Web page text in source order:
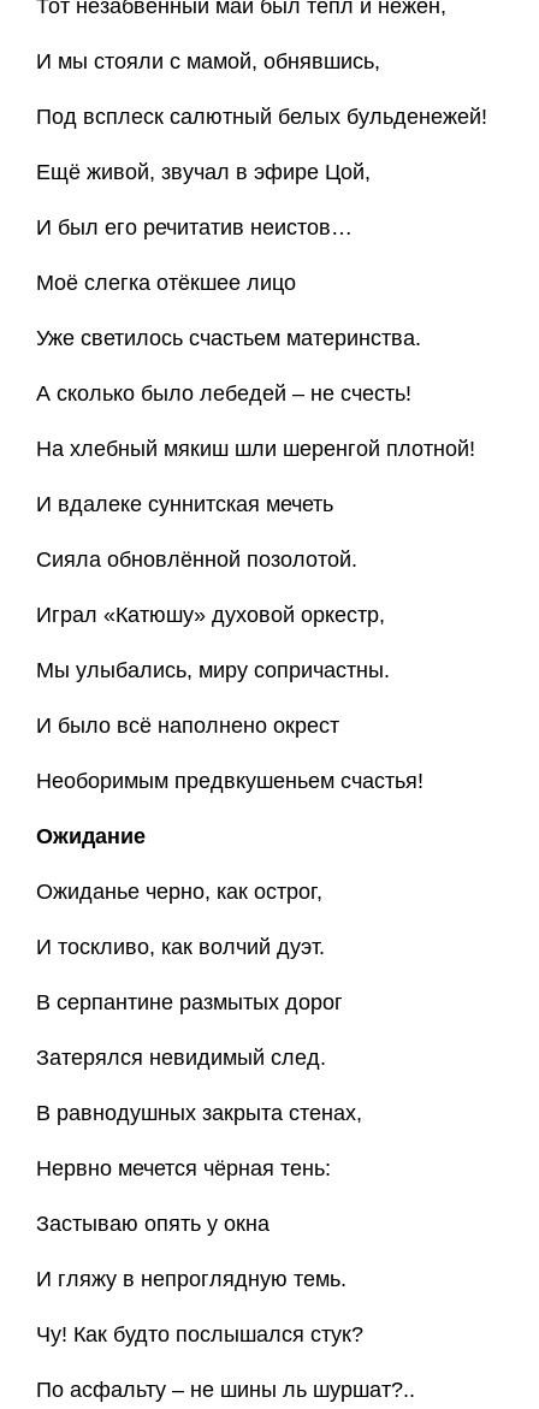
Тот незабвенный май был тёпл и нежен,
И мы стояли с мамой, обнявшись,
Под всплеск салютный белых бульденежей!
Ещё живой, звучал в эфире Цой,
И был его речитатив неистов…
Моё слегка отёкшее лицо
Уже светилось счастьем материнства.
А сколько было лебедей – не счесть!
На хлебный мякиш шли шеренгой плотной!
И вдалеке суннитская мечеть
Сияла обновлённой позолотой.
Играл «Катюшу» духовой оркестр,
Мы улыбались, миру сопричастны.
И было всё наполнено окрест
Необоримым предвкушеньем счастья!
Ожидание
Ожиданье черно, как острог,
И тоскливо, как волчий дуэт.
В серпантине размытых дорог
Затерялся невидимый след.
В равнодушных закрыта стенах,
Нервно мечется чёрная тень:
Застываю опять у окна
И гляжу в непроглядную темь.
Чу! Как будто послышался стук?
По асфальту – не шины ль шуршат?..